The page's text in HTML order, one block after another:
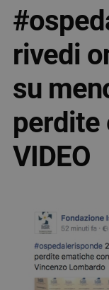
rivedi
su
perdite
VIDEO